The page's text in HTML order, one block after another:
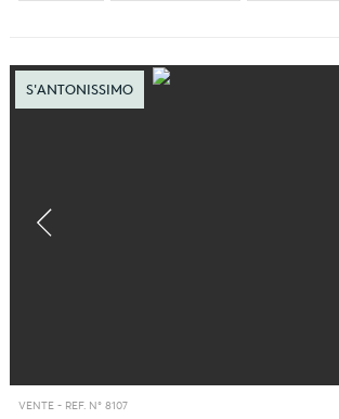
S'ANTONISSIMO
VENTE - REF. N° 8107